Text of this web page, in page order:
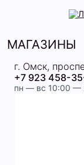
МАГАЗИНЫ
г. Омск,
+7 923 458-
пн — вс 10:00 —